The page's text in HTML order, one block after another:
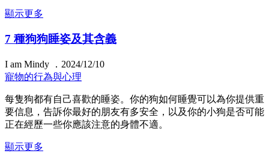
顯示更多
7 種狗狗睡姿及其含義
I am Mindy ．2024/12/10
寵物的行為與心理
每隻狗都有自己喜歡的睡姿。你的狗如何睡覺可以為你提供重
要信息，告訴你最好的朋友有多安全，以及你的小狗是否可能
正在經歷一些你應該注意的身體不適。
顯示更多